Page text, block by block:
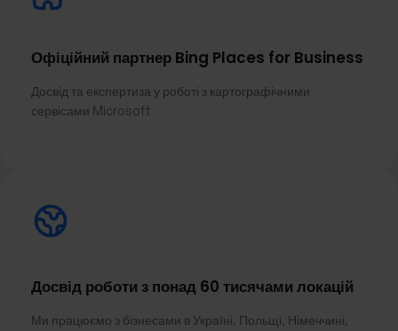
Офіційний партнер Bing Places for Business
Досвід та експертиза у роботі з картографічними
сервісами Microsoft
Досвід роботи з понад 60 тисячами локацій
Ми працюємо з бізнесами в Україні, Польщі, Німеччині,